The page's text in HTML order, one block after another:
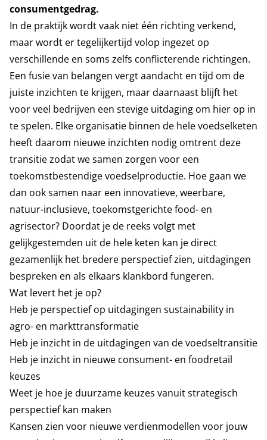
consumentgedrag.
In de praktijk wordt vaak niet één richting verkend,
maar wordt er tegelijkertijd volop ingezet op
verschillende en soms zelfs conflicterende richtingen.
Een fusie van belangen vergt aandacht en tijd om de
juiste inzichten te krijgen, maar daarnaast blijft het
voor veel bedrijven een stevige uitdaging om hier op in
te spelen. Elke organisatie binnen de hele voedselketen
heeft daarom nieuwe inzichten nodig omtrent deze
transitie zodat we samen zorgen voor een
toekomstbestendige voedselproductie. Hoe gaan we
dan ook samen naar een innovatieve, weerbare,
natuur-inclusieve, toekomstgerichte food- en
agrisector? Doordat je de reeks volgt met
gelijkgestemden uit de hele keten kan je direct
gezamenlijk het bredere perspectief zien, uitdagingen
bespreken en als elkaars klankbord fungeren.
Wat levert het je op?
Heb je perspectief op uitdagingen sustainability in
agro- en markttransformatie
Heb je inzicht in de uitdagingen van de voedseltransitie
Heb je inzicht in nieuwe consument- en foodretail
keuzes
Weet je hoe je duurzame keuzes vanuit strategisch
perspectief kan maken
Kansen zien voor nieuwe verdienmodellen voor jouw